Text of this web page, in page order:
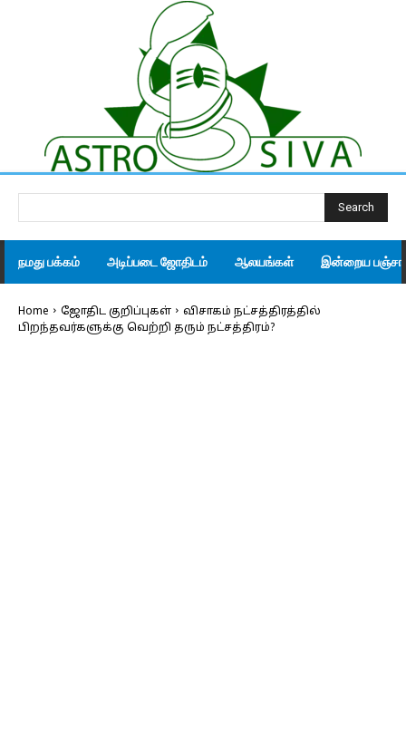
Search
நமது பக்கம் அடிப்படை ஜோதிடம் ஆலயங்கள் இன்றைய
Home ஜோதிட குறிப்புகள்
விசாகம் நட்சத்திரத்தில்
பிறந்தவர்களுக்கு வெற்றி தரும் நட்சத்திரம்?